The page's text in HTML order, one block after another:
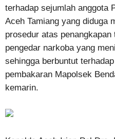
terhadap sejumlah anggota
Aceh Tamiang yang diduga
prosedur atas penangkapan
pengedar narkoba yang
sehingga berbuntut
pembakaran Mapolsek
kemarin.